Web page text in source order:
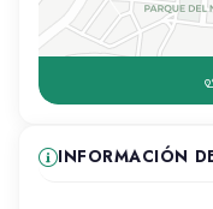
INFORMACIÓN